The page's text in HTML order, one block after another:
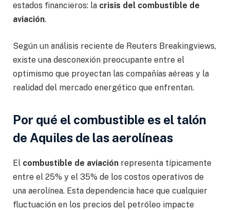
estados financieros: la crisis del combustible de
aviación.
Según un análisis reciente de Reuters Breakingviews,
existe una desconexión preocupante entre el
optimismo que proyectan las compañías aéreas y la
realidad del mercado energético que enfrentan.
Por qué el combustible es el talón
de Aquiles de las aerolíneas
El combustible de aviación representa típicamente
entre el 25% y el 35% de los costos operativos de
una aerolínea. Esta dependencia hace que cualquier
fluctuación en los precios del petróleo impacte